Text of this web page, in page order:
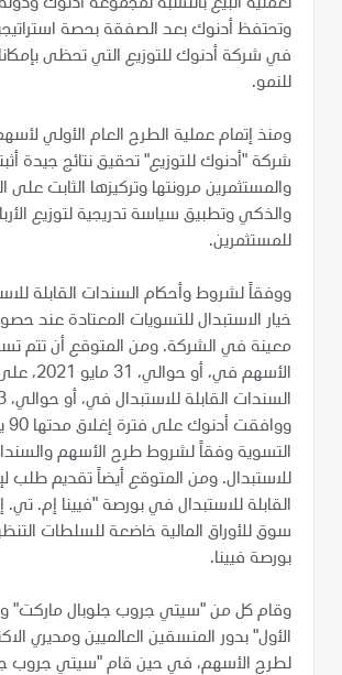
لعملية البيع بالنسبة لمجموعة أدنوك ودولة
في شركة أدنوك للتوزيع التي تحظى
للنمو.
ومنذ إتمام عملية الطرح العام الأولي
شركة "أدنوك للتوزيع" تحقيق نتائج جيدة
والمستثمرين مرونتها وتركيزها الثابت على
والذكي وتطبيق سياسة تدريجية لتوزيع
للمستثمرين.
ووفقاً لشروط وأحكام السندات القابلة
خيار الاستبدال للتسويات المعتادة عند
معينة في الشركة. ومن المتوقع أن تتم
الأسهم في،
التسوية وفقاً لشروط طرح الأسهم
للاستبدال. ومن المتوقع أيضاً تقديم طلب
القابلة للاستبدال في بورصة "فيينا إم.
سوق للأوراق المالية خاضعة للسلطات
بورصة فيينا.
وقام كل من "سيتي جروب جلوبال ماركت"
الأول" بدور المنسقين العالميين ومديري
لطرح الأسهم، في حين قام "سيتي جروب